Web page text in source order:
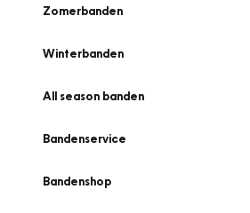
Zomerbanden
Winterbanden
All season banden
Bandenservice
Bandenshop